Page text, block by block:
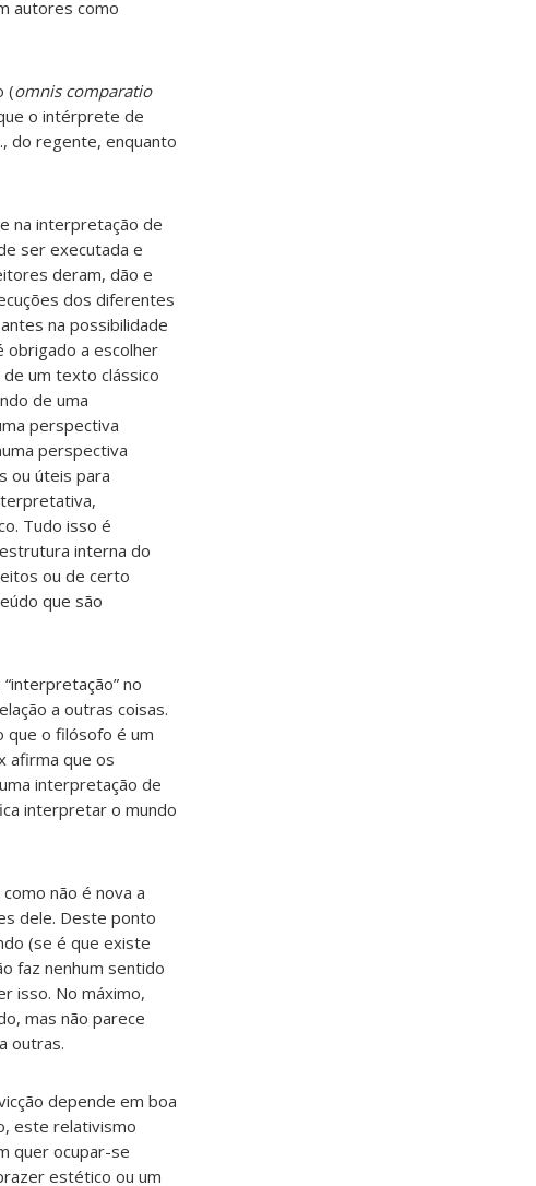
autores como
(omnis comparatio
o intérprete de
do regente, enquanto
na interpretação de
ser executada e
deram, dão e
dos diferentes
na possibilidade
obrigado a escolher
um texto clássico
de uma
perspectiva
perspectiva
ou úteis para
Tudo isso é
interna do
ou de certo
que são
no
a outras coisas.
que o filósofo é um
afirma que os
interpretação de
interpretar o mundo
não é nova a
dele. Deste ponto
(se é que existe
faz nenhum sentido
isso. No máximo,
mas não parece
outras.
depende em boa
este relativismo
quer ocupar-se
estético ou um